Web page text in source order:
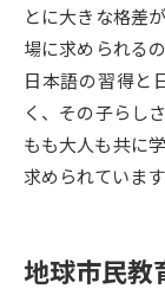
来場型・Web型イベ
併願校選び
とに大きな格差
場に求められる
日本語の習得と
く、その子らし
もも大人も共に
求められています
地球市民教